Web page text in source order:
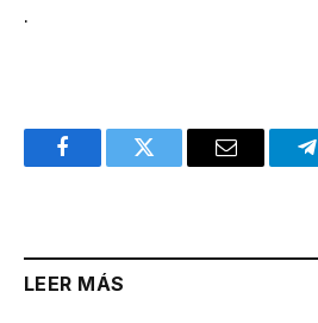
.
FacebookTwitter Email
LEER MÁS